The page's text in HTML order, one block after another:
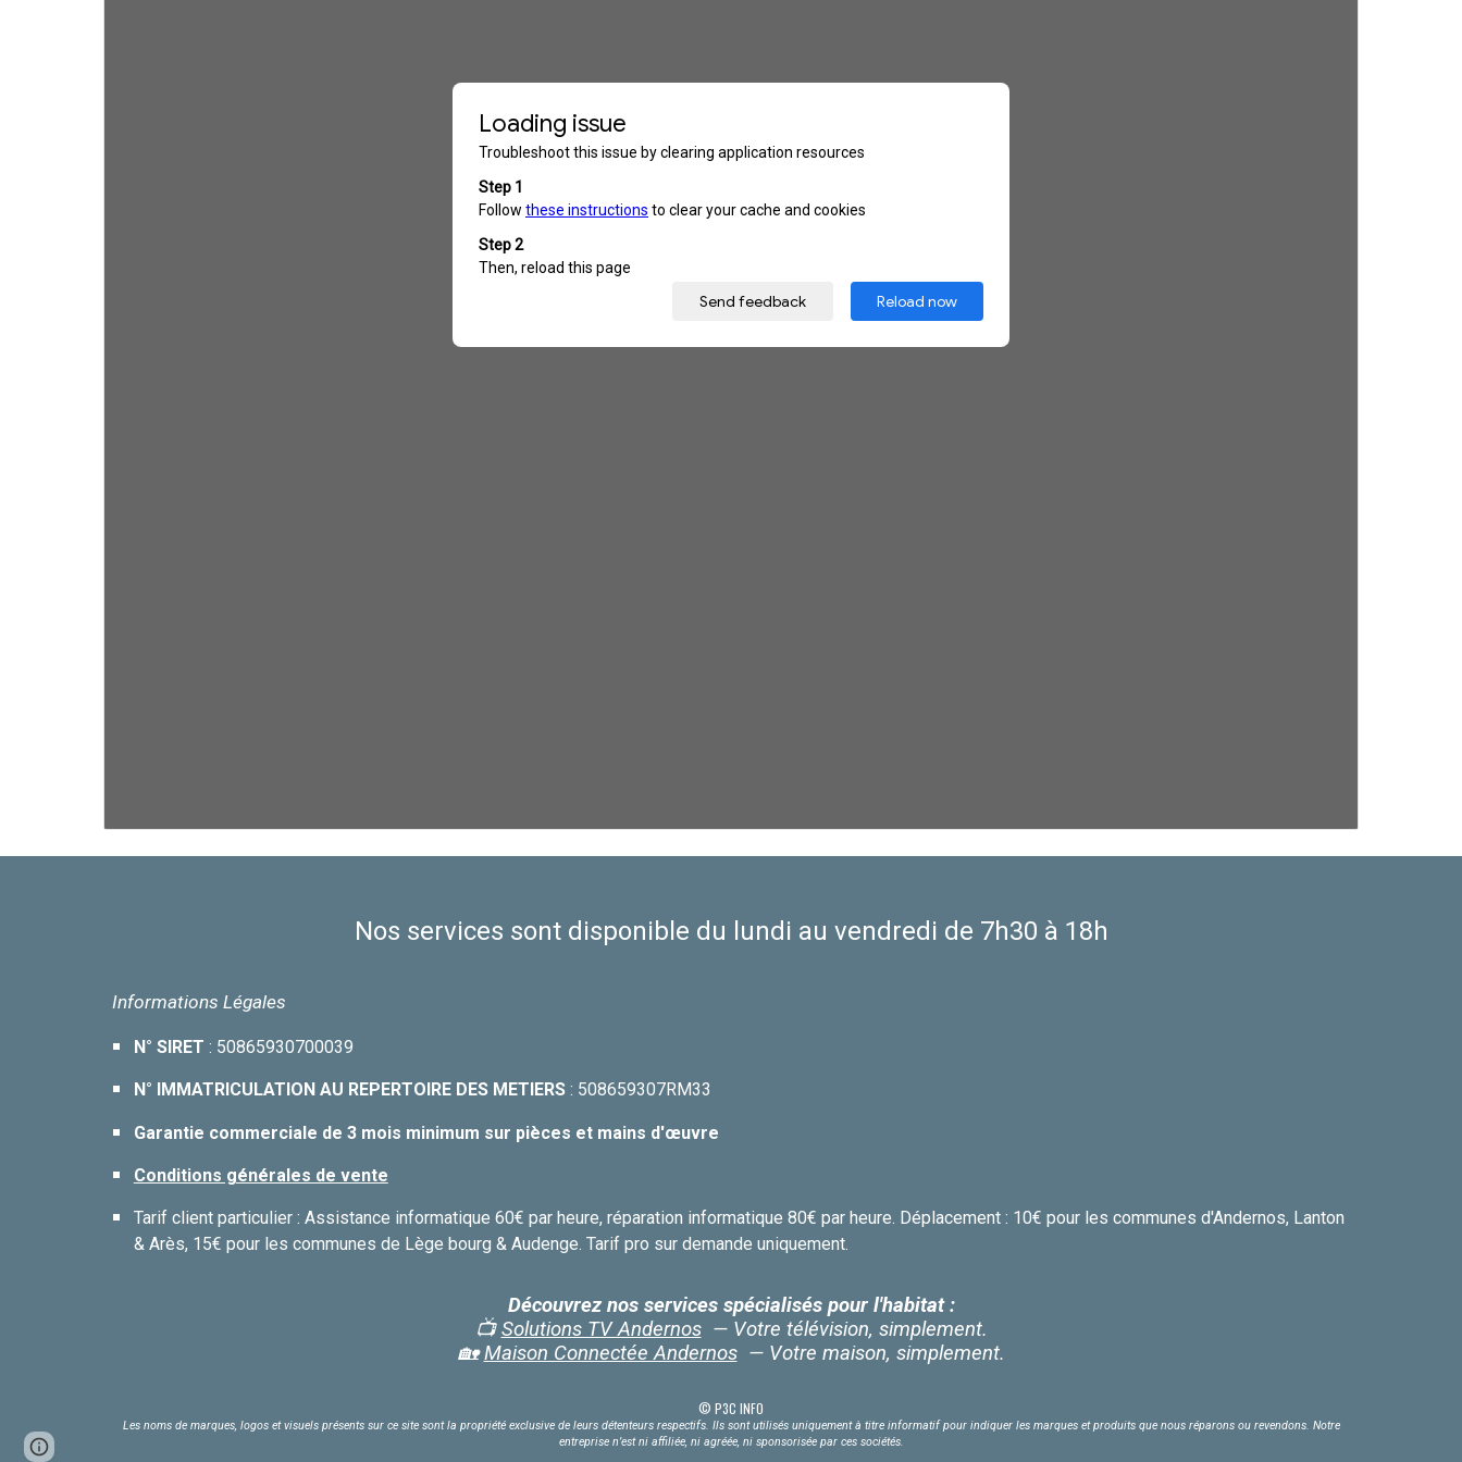
Nos services sont disponible du lundi au vendredi de 7h30 à 18h
Informations Légales
N° SIRET : 50865930700039
N° IMMATRICULATION AU REPERTOIRE DES METIERS: 508659307RM33
Garantie commerciale de 3 mois minimum sur pièces et mains d'œuvre
Conditions générales de vente
Tarif client particulier : Assistance informatique 60€ par heure, réparation informatique 80€ par heure. Déplacement : 10€ pour les communes d'Andernos, Lanton
& Arès, 15€ pour les communes de Lège bourg & Audenge. Tarif pro sur demande uniquement.
Découvrez nos services spécialisés pour l'habitat :
📺Solutions TV Andernos— Votre télévision, simplement.
🏡Maison Connectée Andernos— Votre maison, simplement.
© P3C INFO
Les noms de marques, logos et visuels présents sur ce site sont la propriété exclusive de leurs détenteurs respectifs. Ils sont utilisés uniquement à titre informatif pour indiquer les marques et produits que nous réparons ou revendons. Notre
entreprise n’est ni affiliée, ni agréée, ni sponsorisée par ces sociétés.